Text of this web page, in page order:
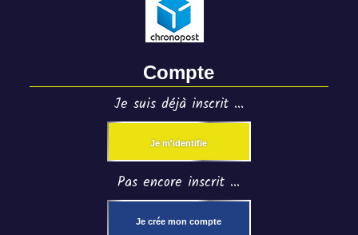
Compte
Je suis déjà inscrit ...
Je m'identifie
Pas encore inscrit ...
Je crée mon compte